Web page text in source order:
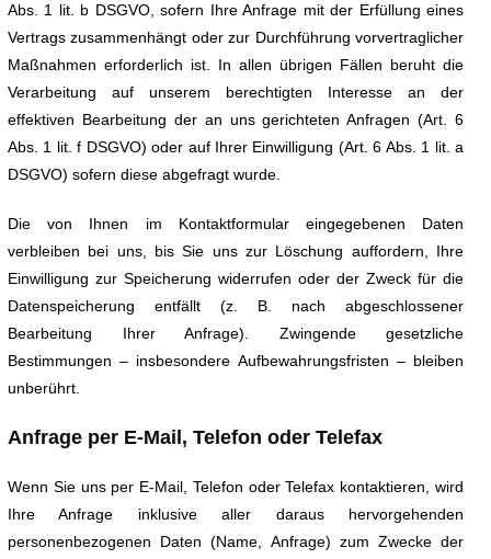
Abs. 1 lit. b DSGVO, sofern Ihre Anfrage mit der Erfüllung eines
Vertrags zusammenhängt oder zur Durchführung vorvertraglicher
Maßnahmen erforderlich ist. In allen übrigen Fällen beruht die
Verarbeitung auf unserem berechtigten Interesse an der
effektiven Bearbeitung der an uns gerichteten Anfragen (Art. 6
Abs. 1 lit. f DSGVO) oder auf Ihrer Einwilligung (Art. 6 Abs. 1 lit. a
DSGVO) sofern diese abgefragt wurde.
Die von Ihnen im Kontaktformular eingegebenen Daten
verbleiben bei uns, bis Sie uns zur Löschung auffordern, Ihre
Einwilligung zur Speicherung widerrufen oder der Zweck für die
Datenspeicherung entfällt (z. B. nach abgeschlossener
Bearbeitung Ihrer Anfrage). Zwingende gesetzliche
Bestimmungen – insbesondere Aufbewahrungsfristen – bleiben
unberührt.
Anfrage per E-Mail, Telefon oder Telefax
Wenn Sie uns per E-Mail, Telefon oder Telefax kontaktieren, wird
Ihre Anfrage inklusive aller daraus hervorgehenden
personenbezogenen Daten (Name, Anfrage) zum Zwecke der